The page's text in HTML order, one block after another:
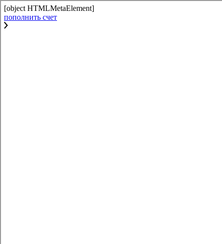
[object HTMLMetaElement]
пополнить счет